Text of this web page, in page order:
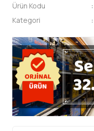
Ürün Kodu :
Kategori
: